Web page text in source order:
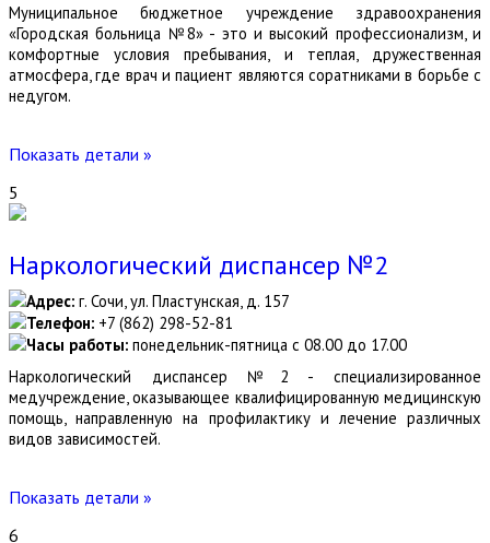
Муниципальное бюджетное учреждение здравоохранения
«Городская больница №8» - это и высокий профессионализм, и
комфортные условия пребывания, и теплая, дружественная
атмосфера, где врач и пациент являются соратниками в борьбе с
недугом.
Показать детали »
5
Наркологический диспансер №2
Адрес: г. Сочи, ул. Пластунская, д. 157
Телефон: +7 (862) 298-52-81
Часы работы: понедельник-пятница с 08.00 до 17.00
Наркологический диспансер №2 - специализированное
медучреждение, оказывающее квалифицированную медицинскую
помощь, направленную на профилактику и лечение различных
видов зависимостей.
Показать детали »
6